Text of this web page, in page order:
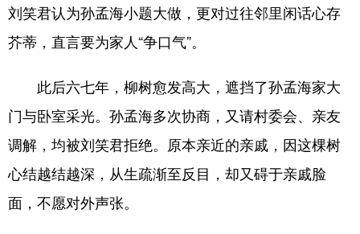
陕西 甘肃 青海 宁夏
新疆 内蒙古
多语种频道
English Español Français عربى
Русский язык 日本語 한국어
Deutsch Português
刘笑君认为孙孟海小题大做，更对过往邻里闲话心存
芥蒂，直言要为家人“争口气”。
此后六七年，柳树愈发高大，遮挡了孙孟海家大
门与卧室采光。孙孟海多次协商，又请村委会、亲友
调解，均被刘笑君拒绝。原本亲近的亲戚，因这棵树
心结越结越深，从生疏渐至反目，却又碍于亲戚脸
面，不愿对外声张。